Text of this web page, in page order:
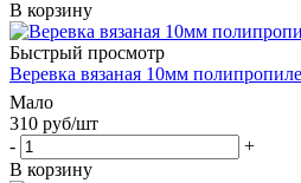
В корзину
Быстрый просмотр
Веревка вязаная 10мм
Мало
310 руб/шт
-
+
В корзину